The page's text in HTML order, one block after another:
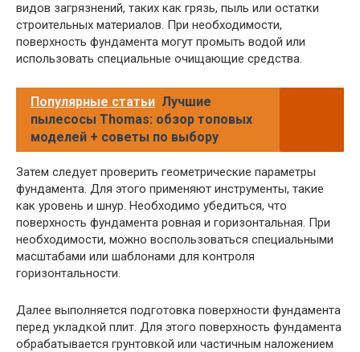
видов загрязнений, таких как грязь, пыль или остатки
строительных материалов. При необходимости,
поверхность фундамента могут промыть водой или
использовать специальные очищающие средства.
Популярные статьи Лучшие
пылесосы Thomas: обзор топовых
моделей + советы по выбору
Затем следует проверить геометрические параметры
фундамента. Для этого применяют инструменты, такие
как уровень и шнур. Необходимо убедиться, что
поверхность фундамента ровная и горизонтальная. При
необходимости, можно воспользоваться специальными
масштабами или шаблонами для контроля
горизонтальности.
Далее выполняется подготовка поверхности фундамента
перед укладкой плит. Для этого поверхность фундамента
обрабатывается грунтовкой или частичным наложением